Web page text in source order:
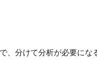
、分けて分析が必要にな